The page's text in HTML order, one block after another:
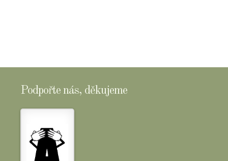
Podpořte nás, děkujeme